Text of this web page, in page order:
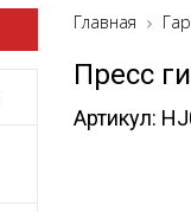
Главная
Пресс
Артикул: